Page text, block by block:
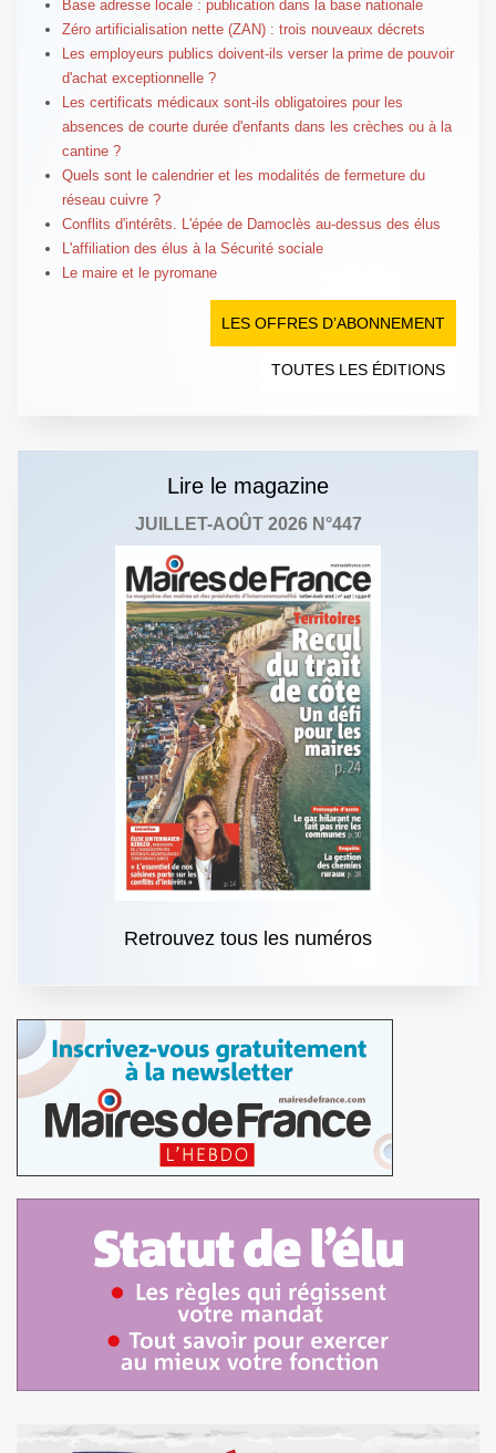
Base adresse locale : publication dans la base nationale
Zéro artificialisation nette (ZAN) : trois nouveaux décrets
Les employeurs publics doivent-ils verser la prime de pouvoir
d'achat exceptionnelle ?
Les certificats médicaux sont-ils obligatoires pour les
absences de courte durée d'enfants dans les crèches ou à la
cantine ?
Quels sont le calendrier et les modalités de fermeture du
réseau cuivre ?
Conflits d'intérêts. L'épée de Damoclès au-dessus des élus
L'affiliation des élus à la Sécurité sociale
Le maire et le pyromane
LES OFFRES D’ABONNEMENT
TOUTES LES ÉDITIONS
Lire le magazine
JUILLET-AOÛT 2026 N°447
Retrouvez tous les numéros